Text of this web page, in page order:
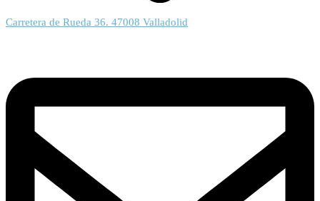
Carretera de Rueda 36. 47008 Valladolid